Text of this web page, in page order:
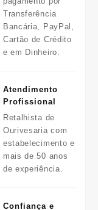
Transferência
Bancária, PayPal,
Cartão de Crédito
e em Dinheiro.
Atendimento
Profissional
Retalhista de
Ourivesaria com
estabelecimento e
mais de 50 anos
de experiência.
Confiança e